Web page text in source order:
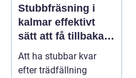
Stubbfräsning i
kalmar effektivt
sätt att få tillbaka
trädgården
Att ha stubbar kvar
efter trädfällning